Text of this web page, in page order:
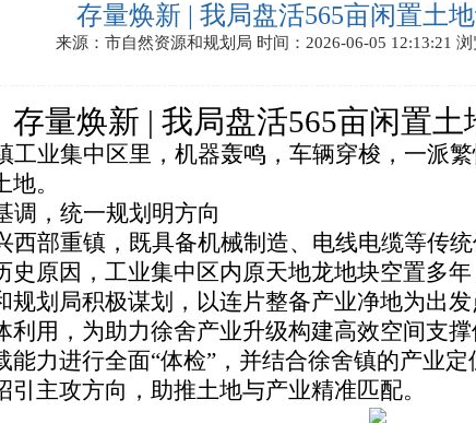
存量焕新 | 我局盘活565亩闲置土
来源：市自然资源和规划局 时间：2026-06-05 12:13:21 浏
存量焕新 | 我局盘活565亩闲置土
工业集中区里，机器轰鸣，车辆穿梭，一派
。
调，统一规划明方向
西部重镇，既具备机械制造、电线电缆等传
史原因，工业集中区内原天地龙地块空置多
规划局积极谋划，以连片整备产业净地为出
利用，为助力徐舍产业升级构建高效空间支
能力进行全面“体检”，并结合徐舍镇的产业
引主攻方向，助推土地与产业精准匹配。